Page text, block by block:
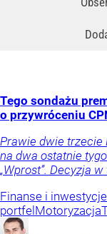
Tego sondażu
o przywróceniu
Prawie dwie trzecie
na dwa ostatnie
„Wprost”. Decyzja
Finanse i inwestycje
portfel Motoryzacja